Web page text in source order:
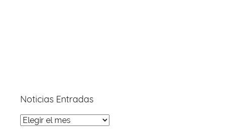
Noticias Entradas
Noticias